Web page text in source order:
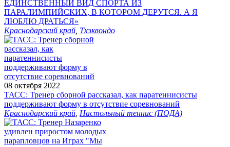
ЕДИНСТВЕННЫЙ ВИД СПОРТА ИЗ
ПАРАЛИМПИЙСКИХ, В КОТОРОМ ДЕРУТСЯ. А Я
ЛЮБЛЮ ДРАТЬСЯ»
Краснодарский край Тхэквондо
08 октября 2022
ТАСС: Тренер сборной рассказал, как паратеннисисты
поддерживают форму в отсутствие соревнований
Краснодарский край Настольный теннис (ПОДА)